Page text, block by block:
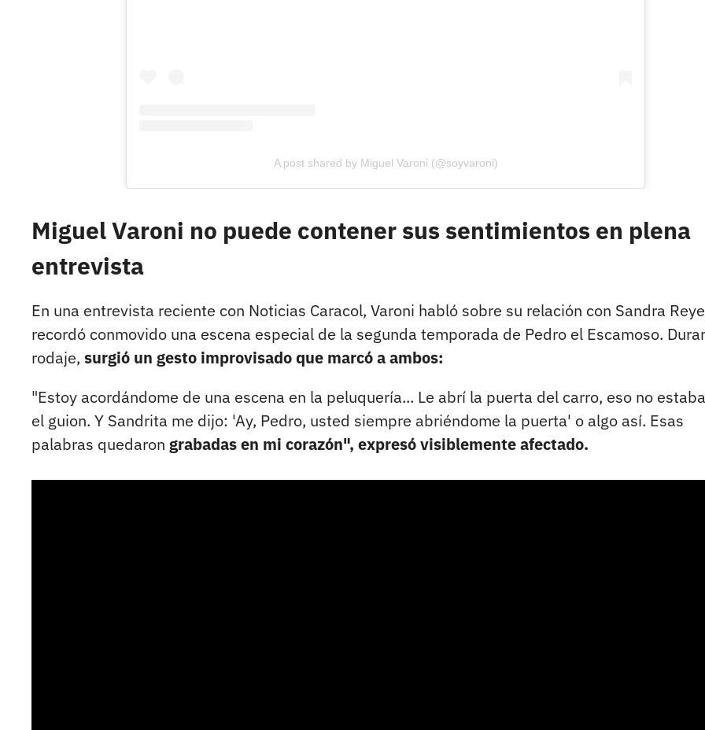
A post shared by Miguel Varoni (@soyvaroni)
Miguel Varoni no puede contener sus sentimientos en plena
entrevista
En una entrevista reciente con Noticias Caracol, Varoni habló sobre su relación con Sandra
recordó conmovido una escena especial de la segunda temporada de Pedro el Escamoso.
rodaje, surgió un gesto improvisado que marcó a ambos:
"Estoy acordándome de una escena en la peluquería... Le abrí la puerta del carro, eso no
el guion. Y Sandrita me dijo: 'Ay, Pedro, usted siempre abriéndome la puerta' o algo así. Esas
palabras quedaron grabadas en mi corazón", expresó visiblemente afectado.